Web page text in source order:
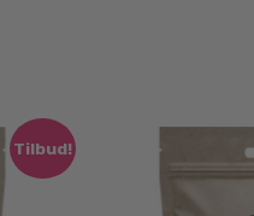
Tilbud!